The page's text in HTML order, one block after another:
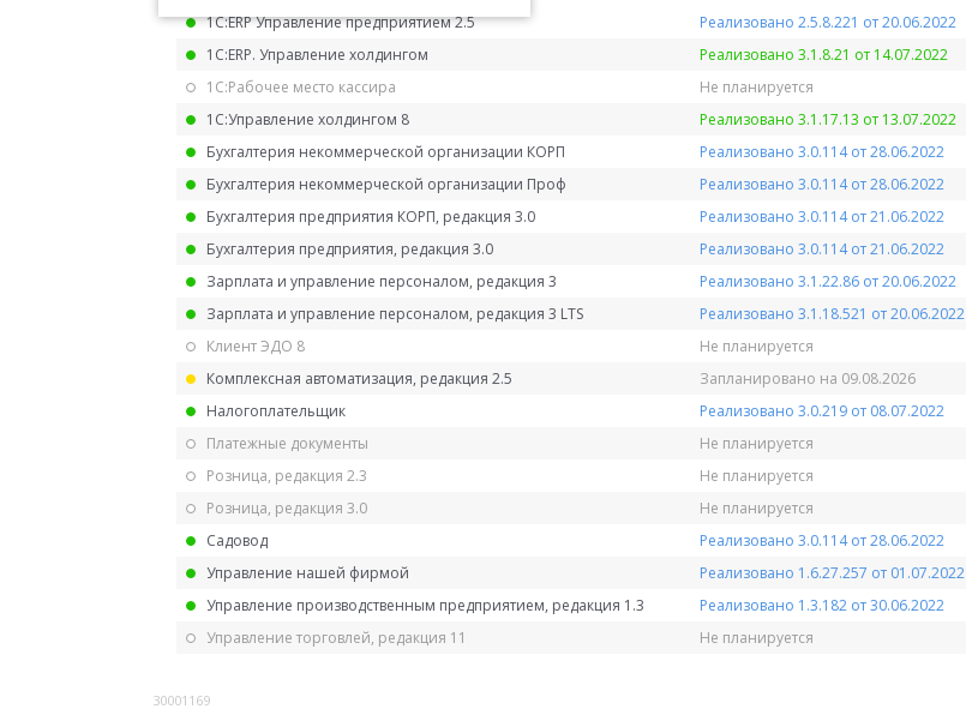
1С:ERP Управление предприятием 2.5
Реализовано 2.5.8.221 от 20.06.2022
1С:ERP. Управление холдингом
Реализовано 3.1.8.21 от 14.07.2022
1С:Рабочее место кассира
Не планируется
1С:Управление холдингом 8
Реализовано 3.1.17.13 от 13.07.2022
Бухгалтерия некоммерческой организации КОРП
Реализовано 3.0.114 от 28.06.2022
Бухгалтерия некоммерческой организации Проф
Реализовано 3.0.114 от 28.06.2022
Бухгалтерия предприятия КОРП, редакция 3.0
Реализовано 3.0.114 от 21.06.2022
Бухгалтерия предприятия, редакция 3.0
Реализовано 3.0.114 от 21.06.2022
Зарплата и управление персоналом, редакция 3
Реализовано 3.1.22.86 от 20.06.2022
Зарплата и управление персоналом, редакция 3 LTS
Реализовано 3.1.18.521 от 20.06.2022
Клиент ЭДО 8
Не планируется
Комплексная автоматизация, редакция 2.5
Запланировано на 09.08.2026
Налогоплательщик
Реализовано 3.0.219 от 08.07.2022
Платежные документы
Не планируется
Розница, редакция 2.3
Не планируется
Розница, редакция 3.0
Не планируется
Садовод
Реализовано 3.0.114 от 28.06.2022
Управление нашей фирмой
Реализовано 1.6.27.257 от 01.07.2022
Управление производственным предприятием, редакция 1.3
Реализовано 1.3.182 от 30.06.2022
Управление торговлей, редакция 11
Не планируется
30001169